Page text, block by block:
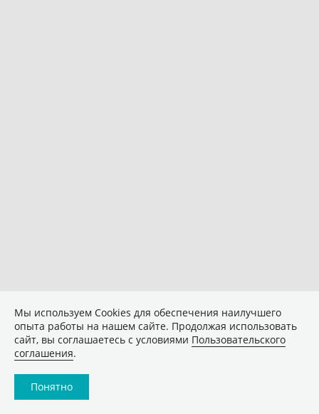
Мы используем Сookies для обеспечения наилучшего
опыта работы на нашем сайте. Продолжая использовать
сайт, вы соглашаетесь с условиями Пользовательского
соглашения.
Понятно